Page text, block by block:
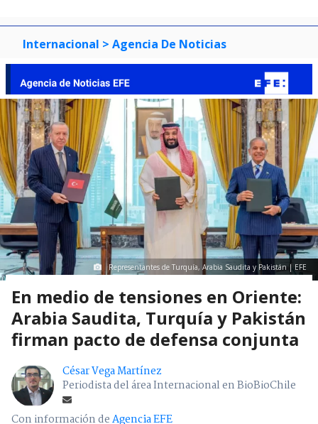
Internacional > Agencia De Noticias
Representantes de Turquía, Arabia Saudita y Pakistán | EFE
En medio de tensiones en Oriente:
Arabia Saudita, Turquía y Pakistán
firman pacto de defensa conjunta
César Vega Martínez
Periodista del área Internacional en BioBioChile
Con información deAgencia EFE